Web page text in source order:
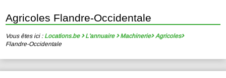
Agricoles Flandre-Occidentale
Vous êtes ici : Locations.be L'annuaire Machinerie Agricoles
Flandre-Occidentale